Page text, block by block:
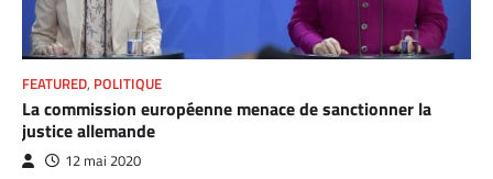
FEATURED, POLITIQUE
La commission européenne menace de sanctionner la
justice allemande
12 mai 2020